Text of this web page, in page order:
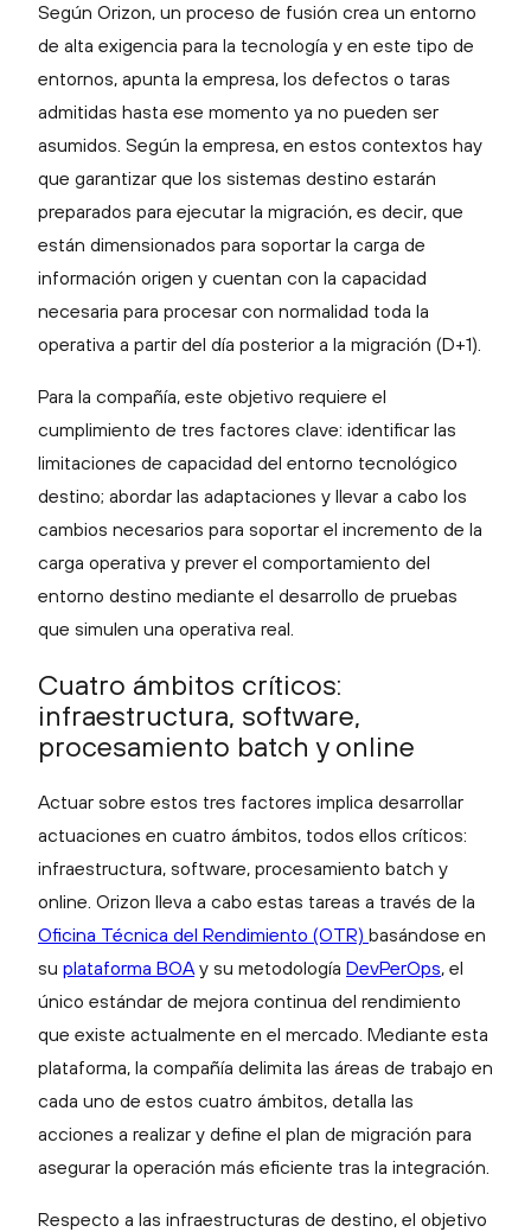
Según Orizon, un proceso de fusión crea un entorno
de alta exigencia para la tecnología y en este tipo de
entornos, apunta la empresa, los defectos o taras
admitidas hasta ese momento ya no pueden ser
asumidos. Según la empresa, en estos contextos hay
que garantizar que los sistemas destino estarán
preparados para ejecutar la migración, es decir, que
están dimensionados para soportar la carga de
información origen y cuentan con la capacidad
necesaria para procesar con normalidad toda la
operativa a partir del día posterior a la migración (D+1).
Para la compañía, este objetivo requiere el
cumplimiento de tres factores clave: identificar las
limitaciones de capacidad del entorno tecnológico
destino; abordar las adaptaciones y llevar a cabo los
cambios necesarios para soportar el incremento de la
carga operativa y prever el comportamiento del
entorno destino mediante el desarrollo de pruebas
que simulen una operativa real.
Cuatro ámbitos críticos:
infraestructura, software,
procesamiento batch y online
Actuar sobre estos tres factores implica desarrollar
actuaciones en cuatro ámbitos, todos ellos críticos:
infraestructura, software, procesamiento batch y
online. Orizon lleva a cabo estas tareas a través de la
Oficina Técnica del Rendimiento (OTR) basándose en
su plataforma BOA y su metodología DevPerOps, el
único estándar de mejora continua del rendimiento
que existe actualmente en el mercado. Mediante esta
plataforma, la compañía delimita las áreas de trabajo en
cada uno de estos cuatro ámbitos, detalla las
acciones a realizar y define el plan de migración para
asegurar la operación más eficiente tras la integración.
Respecto a las infraestructuras de destino, el objetivo